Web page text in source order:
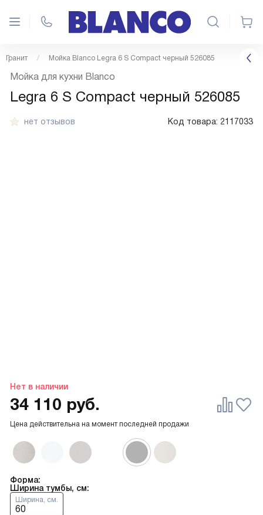
Гранит Мойка Blanco Legra 6 S Compact черный 526085
нет отзывов Код товара: 2117033
Нет в наличии
Мойка для кухни Blanco
Legra 6 S Compact черный 526085
Форма:
Ширина тумбы, см:
Ширина, см.
60
Цена действительна на момент последней продажи
34 110 руб.